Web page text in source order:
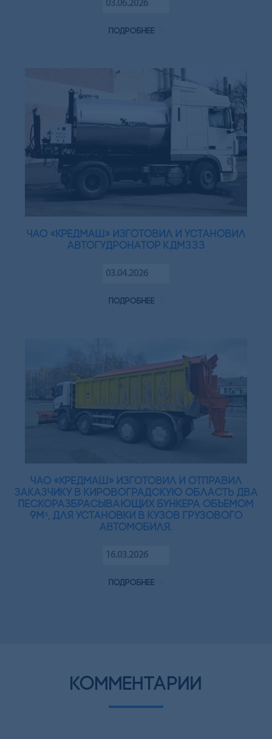
03.06.2026
подробнее
ЧАО «Кредмаш» изготовил и установил
автогудронатор КДМ333
03.04.2026
подробнее
ЧАО «Кредмаш» изготовил и отправил
заказчику в Кировоградскую область два
пескоразбрасывающих бункера объемом
9мᵌ, для установки в кузов грузового
автомобиля.
16.03.2026
подробнее
комментарии